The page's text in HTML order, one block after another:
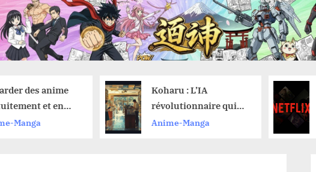
Koharu : L’IA
révolutionnaire qui
traduit vos mangas
sans effort
Anime-Manga
Février 2026 :
Découvrez les
nouveautés
Netflix et
Anime-Manga